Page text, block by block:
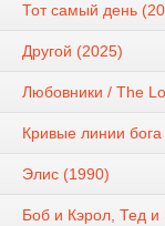
Тот самый день
Другой (2025)
Любовники / The
Кривые линии
Элис (1990)
Боб и Кэрол, Тед и